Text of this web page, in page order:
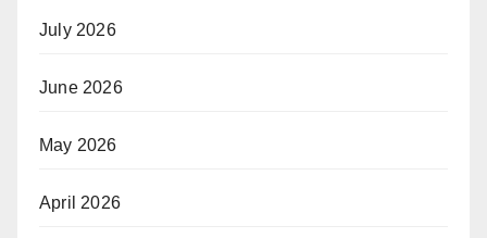
July 2026
June 2026
May 2026
April 2026